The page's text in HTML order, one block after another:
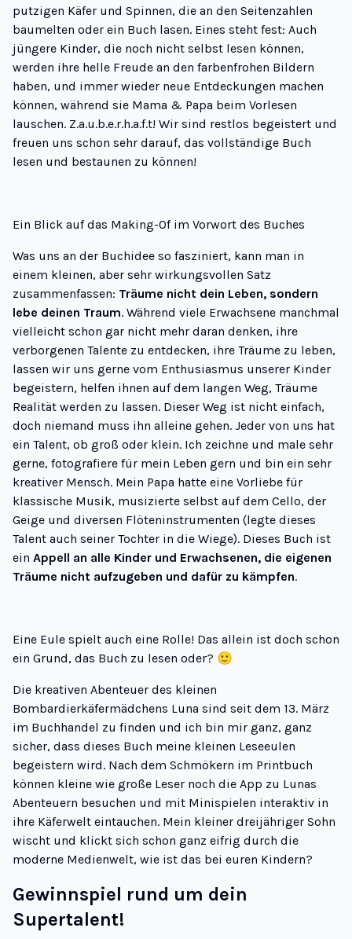
putzigen Käfer und Spinnen, die an den Seitenzahlen
baumelten oder ein Buch lasen. Eines steht fest: Auch
jüngere Kinder, die noch nicht selbst lesen können,
werden ihre helle Freude an den farbenfrohen Bildern
haben, und immer wieder neue Entdeckungen machen
können, während sie Mama & Papa beim Vorlesen
lauschen. Z.a.u.b.e.r.h.a.f.t! Wir sind restlos begeistert und
freuen uns schon sehr darauf, das vollständige Buch
lesen und bestaunen zu können!
Ein Blick auf das Making-Of im Vorwort des Buches
Was uns an der Buchidee so fasziniert, kann man in
einem kleinen, aber sehr wirkungsvollen Satz
zusammenfassen: Träume nicht dein Leben, sondern
lebe deinen Traum. Während viele Erwachsene manchmal
vielleicht schon gar nicht mehr daran denken, ihre
verborgenen Talente zu entdecken, ihre Träume zu leben,
lassen wir uns gerne vom Enthusiasmus unserer Kinder
begeistern, helfen ihnen auf dem langen Weg, Träume
Realität werden zu lassen. Dieser Weg ist nicht einfach,
doch niemand muss ihn alleine gehen. Jeder von uns hat
ein Talent, ob groß oder klein. Ich zeichne und male sehr
gerne, fotografiere für mein Leben gern und bin ein sehr
kreativer Mensch. Mein Papa hatte eine Vorliebe für
klassische Musik, musizierte selbst auf dem Cello, der
Geige und diversen Flöteninstrumenten (legte dieses
Talent auch seiner Tochter in die Wiege). Dieses Buch ist
ein Appell an alle Kinder und Erwachsenen, die eigenen
Träume nicht aufzugeben und dafür zu kämpfen.
Eine Eule spielt auch eine Rolle! Das allein ist doch schon
ein Grund, das Buch zu lesen oder? 🙂
Die kreativen Abenteuer des kleinen
Bombardierkäfermädchens Luna sind seit dem 13. März
im Buchhandel zu finden und ich bin mir ganz, ganz
sicher, dass dieses Buch meine kleinen Leseeulen
begeistern wird. Nach dem Schmökern im Printbuch
können kleine wie große Leser noch die App zu Lunas
Abenteuern besuchen und mit Minispielen interaktiv in
ihre Käferwelt eintauchen. Mein kleiner dreijähriger Sohn
wischt und klickt sich schon ganz eifrig durch die
moderne Medienwelt, wie ist das bei euren Kindern?
Gewinnspiel rund um dein
Supertalent!